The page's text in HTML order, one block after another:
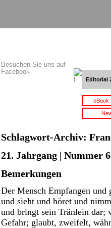
Besuchen Sie uns auf
Facebook
Editorial
Schlagwort-Archiv:
21. Jahrgang | Nummer
Bemerkungen
Der Mensch Empfangen und
und sieht und höret und
und bringt sein Tränlein dar;
Gefahr; glaubt, zweifelt,